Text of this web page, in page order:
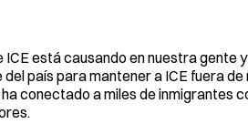
está causando en nuestra gente
país para mantener a ICE fuera
conectado a miles de inmigrantes